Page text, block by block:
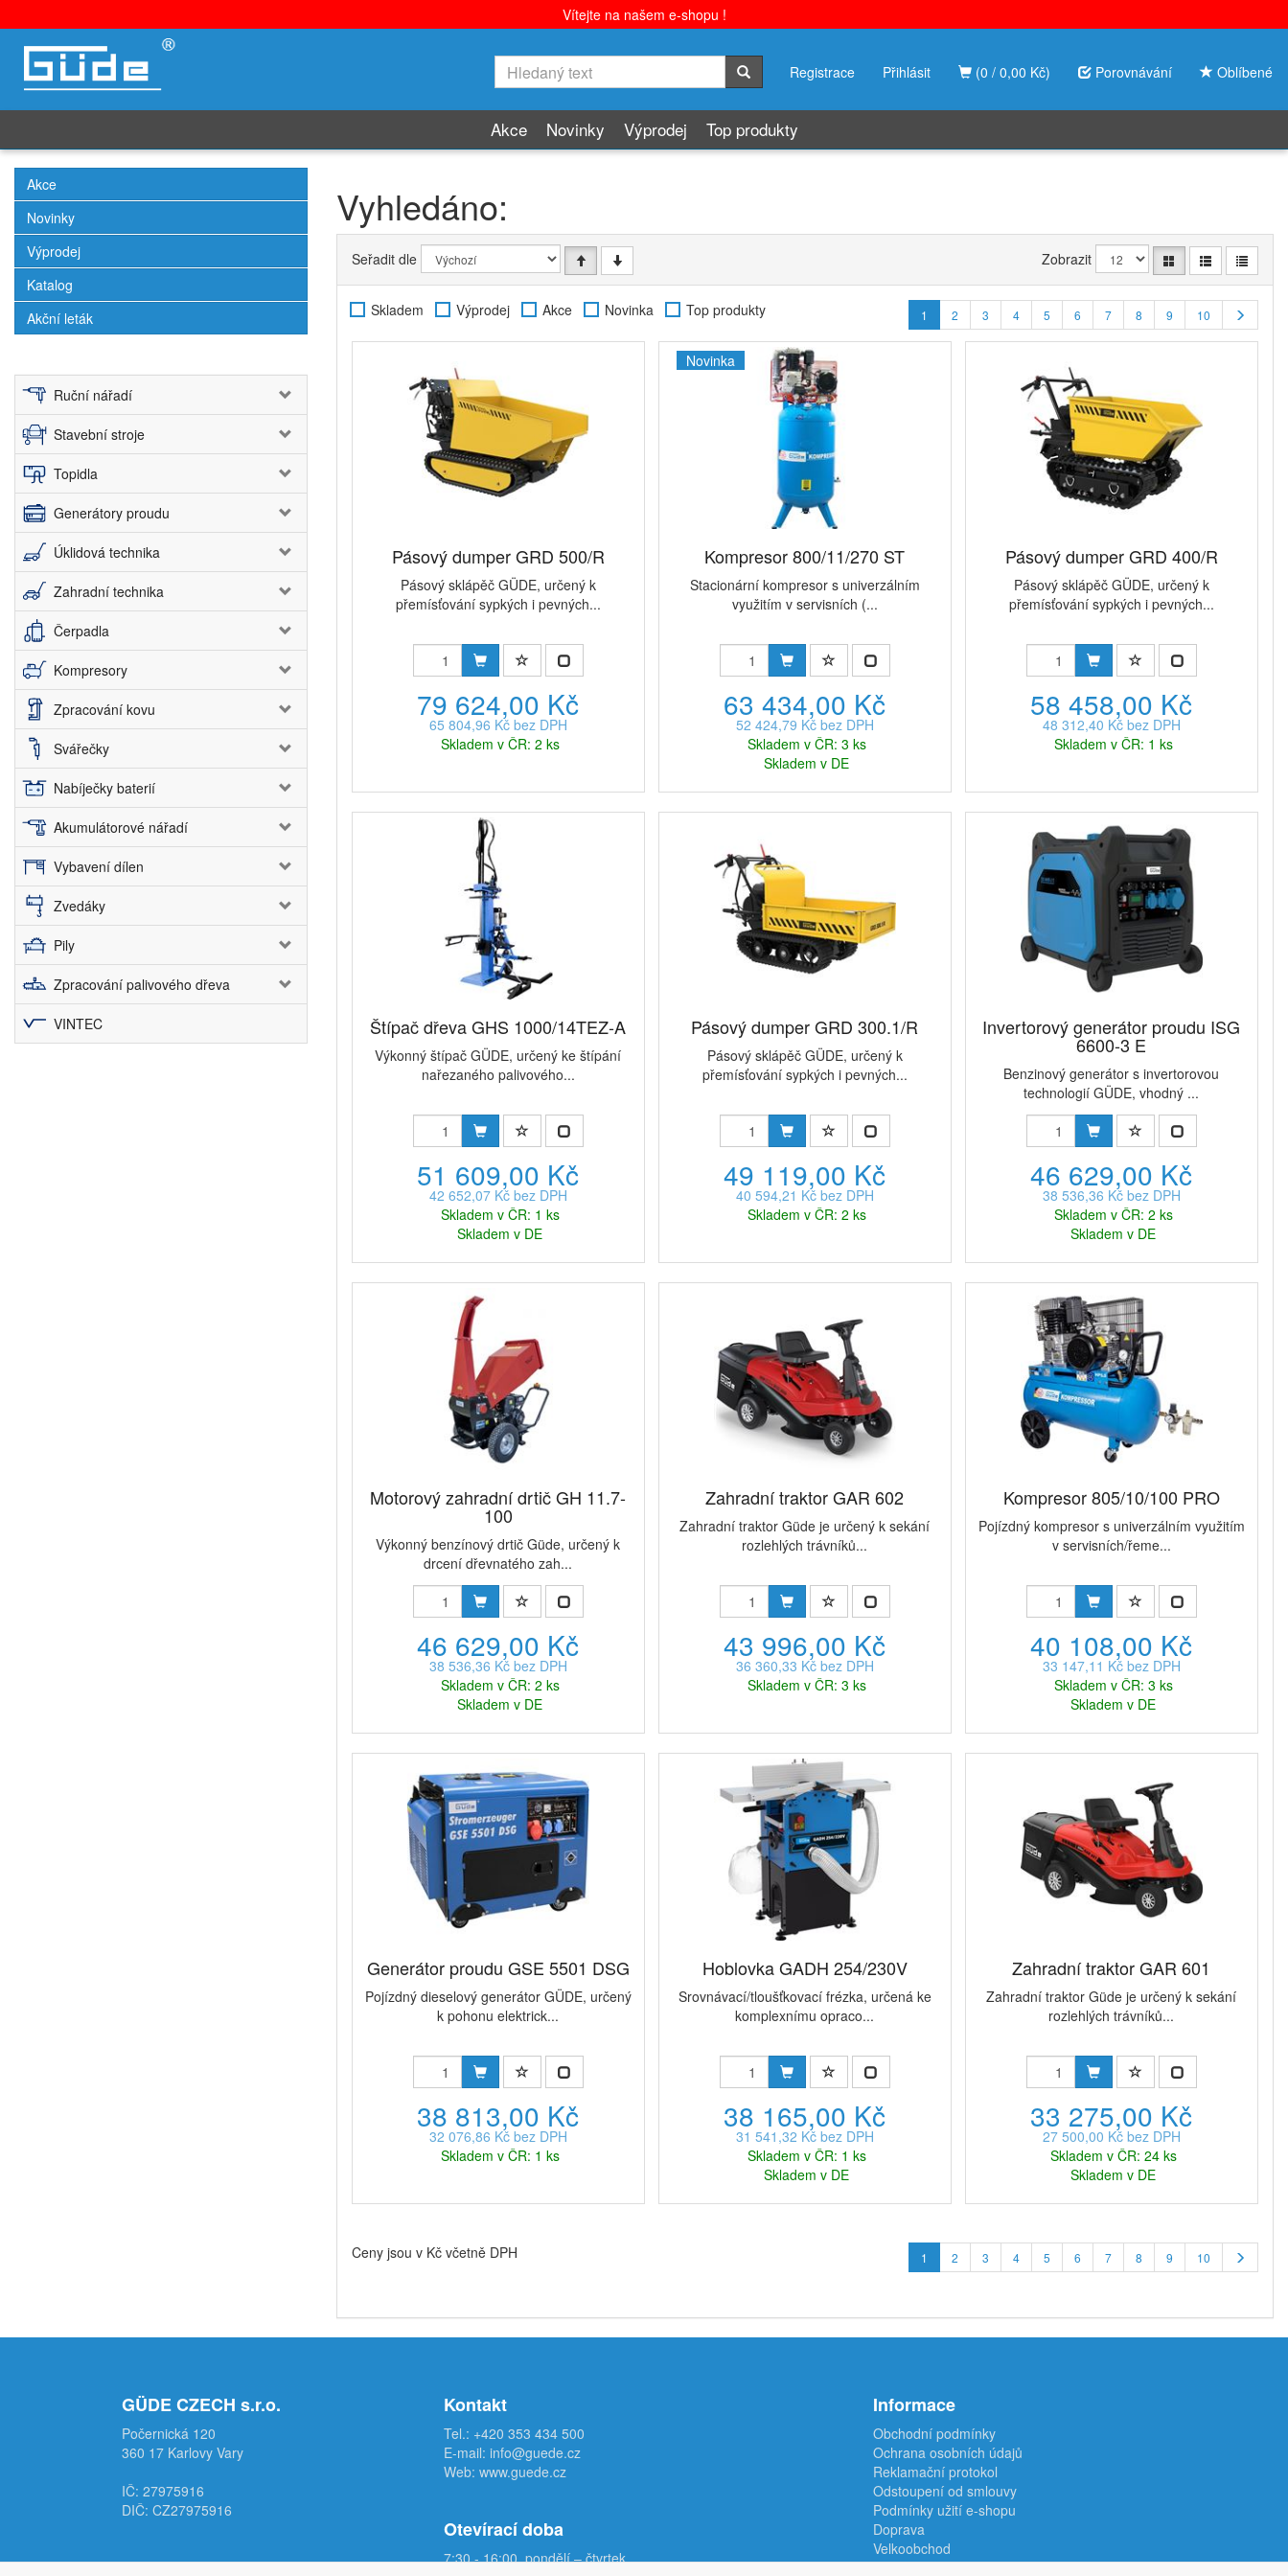
Vítejte na našem e-shopu !
(0 / 0,00 Kč) Porovnávání Oblíbené
Registrace Přihlásit
Akce Novinky Výprodej Top produkty
Akce
Novinky
Výprodej
Katalog
Akční leták
Ruční nářadí
Stavební stroje
Topidla
Generátory proudu
Úklidová technika
Zahradní technika
Čerpadla
Kompresory
Zpracování kovu
Svářečky
Nabíječky baterií
Akumulátorové nářadí
Vybavení dílen
Zvedáky
Pily
Zpracování palivového dřeva
VINTEC
Vyhledáno:
Seřadit dle Zobrazit
Skladem Výprodej Akce Novinka Top produkty 1 2 3 4 5 6 7 8 9 10
Pásový dumper GRD 500/R
Pásový sklápěč GÜDE, určený k
přemísťování sypkých i pevných...
79 624,00 Kč
65 804,96 Kč bez DPH
Skladem v ČR: 2 ks
Novinka
Kompresor 800/11/270 ST
Stacionární kompresor s univerzálním
využitím v servisních (...
63 434,00 Kč
52 424,79 Kč bez DPH
Skladem v ČR: 3 ks
Skladem v DE
Pásový dumper GRD 400/R
Pásový sklápěč GÜDE, určený k
přemísťování sypkých i pevných...
58 458,00 Kč
48 312,40 Kč bez DPH
Skladem v ČR: 1 ks
Štípač dřeva GHS 1000/14TEZ-A
Výkonný štípač GÜDE, určený ke štípání
nařezaného palivového...
51 609,00 Kč
42 652,07 Kč bez DPH
Skladem v ČR: 1 ks
Skladem v DE
Pásový dumper GRD 300.1/R
Pásový sklápěč GÜDE, určený k
přemísťování sypkých i pevných...
49 119,00 Kč
40 594,21 Kč bez DPH
Skladem v ČR: 2 ks
Invertorový generátor proudu ISG
6600-3 E
Benzinový generátor s invertorovou
technologií GÜDE, vhodný ...
46 629,00 Kč
38 536,36 Kč bez DPH
Skladem v ČR: 2 ks
Skladem v DE
Motorový zahradní drtič GH 11.7-
100
Výkonný benzínový drtič Güde, určený k
drcení dřevnatého zah...
46 629,00 Kč
38 536,36 Kč bez DPH
Skladem v ČR: 2 ks
Skladem v DE
Zahradní traktor GAR 602
Zahradní traktor Güde je určený k sekání
rozlehlých trávníků...
43 996,00 Kč
36 360,33 Kč bez DPH
Skladem v ČR: 3 ks
Kompresor 805/10/100 PRO
Pojízdný kompresor s univerzálním využitím
v servisních/řeme...
40 108,00 Kč
33 147,11 Kč bez DPH
Skladem v ČR: 3 ks
Skladem v DE
Generátor proudu GSE 5501 DSG
Pojízdný dieselový generátor GÜDE, určený
k pohonu elektrick...
38 813,00 Kč
32 076,86 Kč bez DPH
Skladem v ČR: 1 ks
Hoblovka GADH 254/230V
Srovnávací/tloušťkovací frézka, určená ke
komplexnímu opraco...
38 165,00 Kč
31 541,32 Kč bez DPH
Skladem v ČR: 1 ks
Skladem v DE
Zahradní traktor GAR 601
Zahradní traktor Güde je určený k sekání
rozlehlých trávníků...
33 275,00 Kč
27 500,00 Kč bez DPH
Skladem v ČR: 24 ks
Skladem v DE
Ceny jsou v Kč včetně DPH 1 2 3 4 5 6 7 8 9 10
GÜDE CZECH s.r.o.
Počernická 120
360 17 Karlovy Vary
IČ: 27975916
DIČ: CZ27975916
Kontakt
Tel.: +420 353 434 500
E-mail: info@guede.cz
Web: www.guede.cz
Otevírací doba
7:30 - 16:00, pondělí – čtvrtek
Informace
Obchodní podmínky
Ochrana osobních údajů
Reklamační protokol
Odstoupení od smlouvy
Podmínky užití e-shopu
Doprava
Velkoobchod
Kontakt